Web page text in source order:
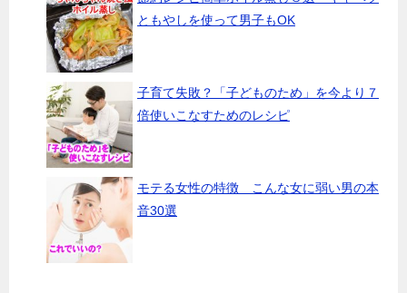
ともやしを使って男子もOK
子育て失敗？「子どものため」を今より７
倍使いこなすためのレシピ
モテる女性の特徴 こんな女に弱い男の本
音30選